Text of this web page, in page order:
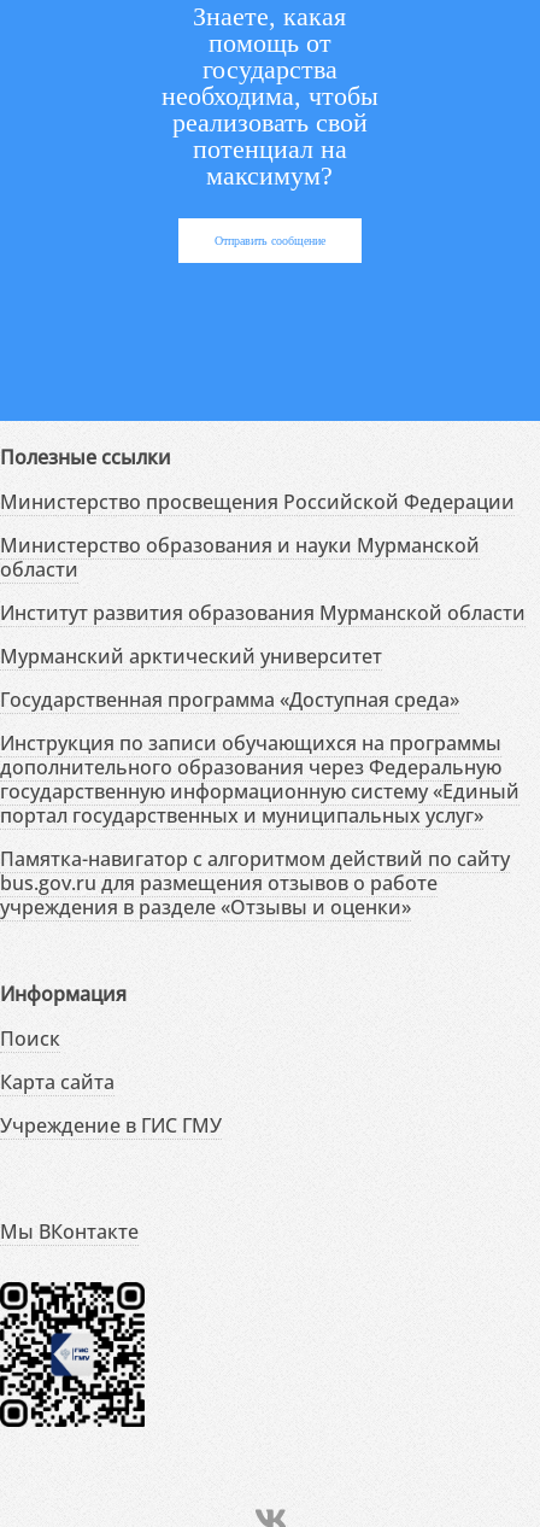
Знаете, какая
помощь от
государства
необходима, чтобы
реализовать свой
потенциал на
максимум?
Отправить сообщение
Полезные ссылки
Министерство просвещения Российской Федерации
Министерство образования и науки Мурманской
области
Институт развития образования Мурманской области
Мурманский арктический университет
Государственная программа «Доступная среда»
Инструкция по записи обучающихся на программы
дополнительного образования через Федеральную
государственную информационную систему «Единый
портал государственных и муниципальных услуг»
Памятка-навигатор с алгоритмом действий по сайту
bus.gov.ru для размещения отзывов о работе
учреждения в разделе «Отзывы и оценки»
Информация
Поиск
Карта сайта
Учреждение в ГИС ГМУ
Мы ВКонтакте